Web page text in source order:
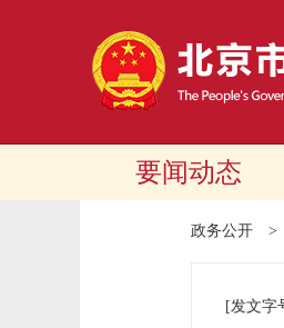
要闻动态
政务公开 >
[发文字